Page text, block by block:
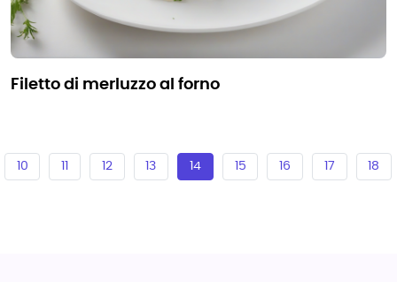
filetto di merluzzo al forno
10 12 13 14 15 16 17 18